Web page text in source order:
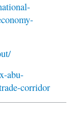
abu-
corridor